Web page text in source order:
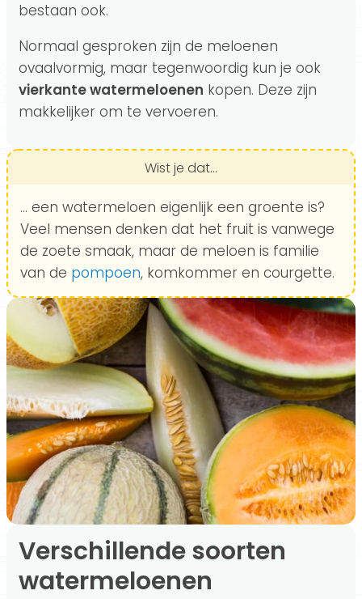
bestaan ook.
Normaal gesproken zijn de meloenen
ovaalvormig, maar tegenwoordig kun je ook
vierkante watermeloenen kopen. Deze zijn
makkelijker om te vervoeren.
Wist je dat...
... een watermeloen eigenlijk een groente is?
Veel mensen denken dat het fruit is vanwege
de zoete smaak, maar de meloen is familie
van de pompoen, komkommer en courgette.
Verschillende soorten
watermeloenen